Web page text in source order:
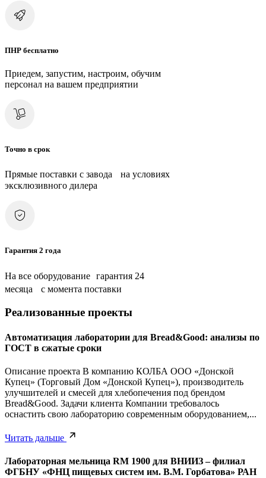
ПНР бесплатно
Приедем, запустим, настроим, обучим
персонал на вашем предприятии
Точно в срок
Прямые поставки с завода на условиях
эксклюзивного дилера
Гарантия 2 года
На все оборудование гарантия 24
месяца с момента поставки
Реализованные проекты
Автоматизация лаборатории для Bread&Good: анализы по
ГОСТ в сжатые сроки
Описание проекта В компанию КОЛБА ООО «Донской
Купец» (Торговый Дом «Донской Купец»), производитель
улучшителей и смесей для хлебопечения под брендом
Bread&Good. Задачи клиента Компании требовалось
оснастить свою лабораторию современным оборудованием,...
Читать дальше
Лабораторная мельница RM 1900 для ВНИИЗ – филиал
ФГБНУ «ФНЦ пищевых систем им. В.М. Горбатова» РАН